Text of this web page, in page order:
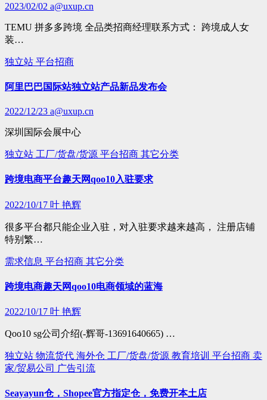
2023/02/02 a@uxup.cn
TEMU 拼多多跨境 全品类招商经理联系方式： 跨境成人女
装…
独立站 平台招商
阿里巴巴国际站独立站产品新品发布会
2022/12/23 a@uxup.cn
深圳国际会展中心
独立站 工厂/货盘/货源 平台招商 其它分类
跨境电商平台趣天网qoo10入驻要求
2022/10/17 叶 艳辉
很多平台都只能企业入驻，对入驻要求越来越高， 注册店铺
特别繁…
需求信息 平台招商 其它分类
跨境电商趣天网qoo10电商领域的蓝海
2022/10/17 叶 艳辉
Qoo10 sg公司介绍(-辉哥-13691640665) …
独立站 物流货代 海外仓 工厂/货盘/货源 教育培训 平台招商 卖
家/贸易公司 广告引流
Seayayun仓，Shopee官方指定仓，免费开本土店